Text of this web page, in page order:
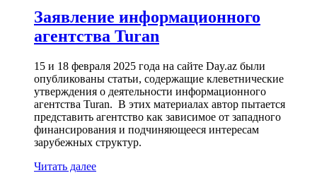
Заявление информационного
агентства Turan
15 и 18 февраля 2025 года на сайте Day.az были
опубликованы статьи, содержащие клеветнические
утверждения о деятельности информационного
агентства Turan. В этих материалах автор пытается
представить агентство как зависимое от западного
финансирования и подчиняющееся интересам
зарубежных структур.
Читать далее